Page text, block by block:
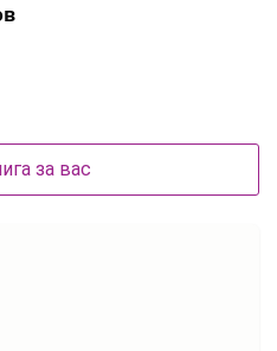
за вас